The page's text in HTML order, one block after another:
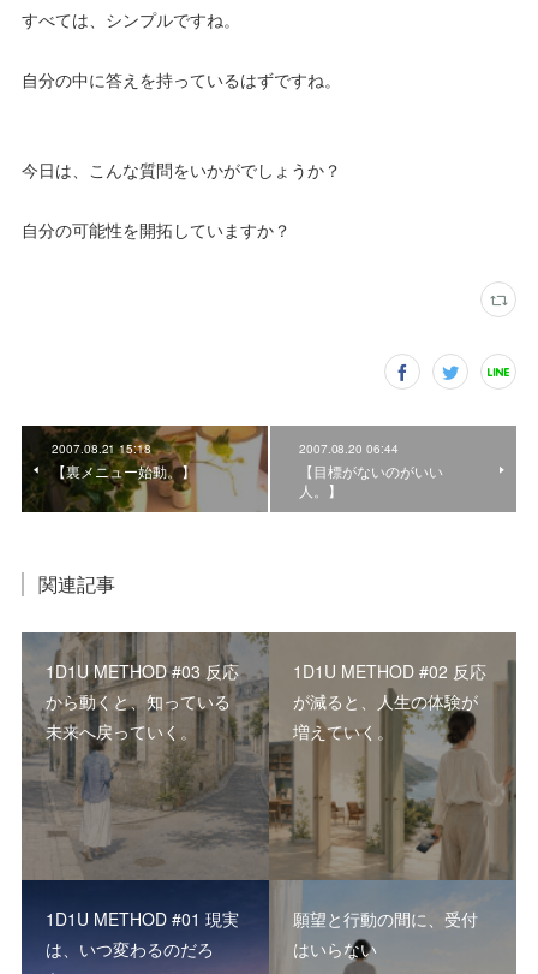
すべては、シンプルですね。
自分の中に答えを持っているはずですね。
今日は、こんな質問をいかがでしょうか？
自分の可能性を開拓していますか？
2007.08.21 15:18
【裏メニュー始動。】
2007.08.20 06:44
【目標がないのがいい
人。】
関連記事
1D1U METHOD #03 反応
から動くと、知っている
未来へ戻っていく。
1D1U METHOD #02 反応
が減ると、人生の体験が
増えていく。
1D1U METHOD #01 現実
は、いつ変わるのだろ
願望と行動の間に、受付
はいらない